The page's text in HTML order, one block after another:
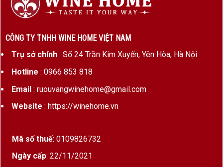
CÔNG TY TNHH WINE HOME VIỆT NAM
Trụ sở chính: Số 24 Trần Kim Xuyến, Yên Hòa, Hà Nội
Hotline : 0966 853 818
Email: ruouvangwinehome@gmail.com
Website : https://winehome.vn
Mã số thuế: 0109826732
Ngày cấp: 22/11/2021